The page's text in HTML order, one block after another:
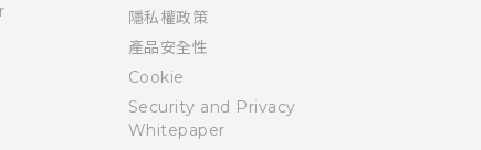
隱私權政策
產品安全性
Cookie
Security and Privacy
Whitepaper